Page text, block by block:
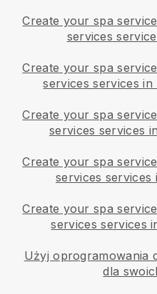
Create your spa
services
Create your spa
services services
Create your spa
services services
Create your spa
services
Create your spa
services services
Użyj oprogramowania
dla